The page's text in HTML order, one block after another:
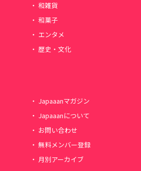
和雑貨
和菓子
エンタメ
歴史・文化
Japaaanマガジン
Japaaanについて
お問い合わせ
無料メンバー登録
月別アーカイブ